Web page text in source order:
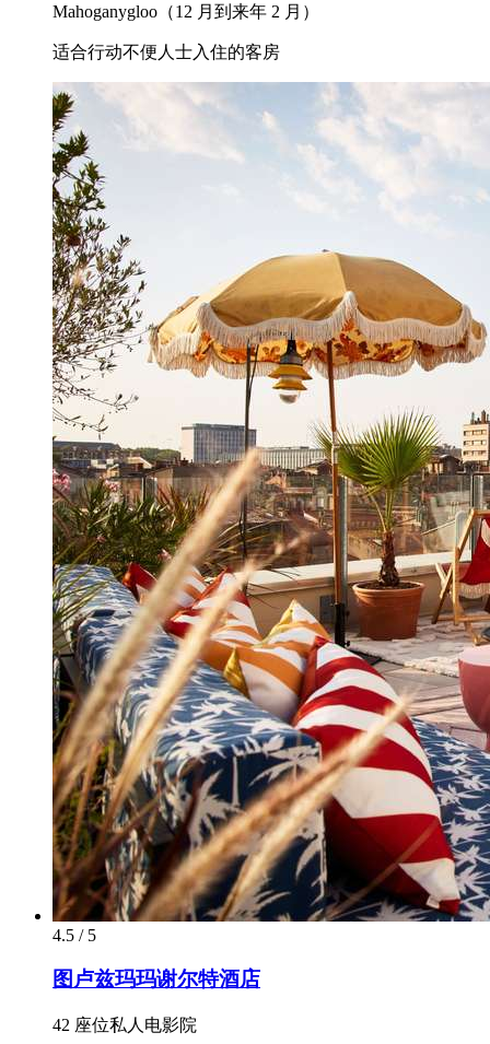
Mahoganygloo（12 月到来年 2 月）
适合行动不便人士入住的客房
4.5 / 5
图卢兹玛玛谢尔特酒店
42 座位私人电影院